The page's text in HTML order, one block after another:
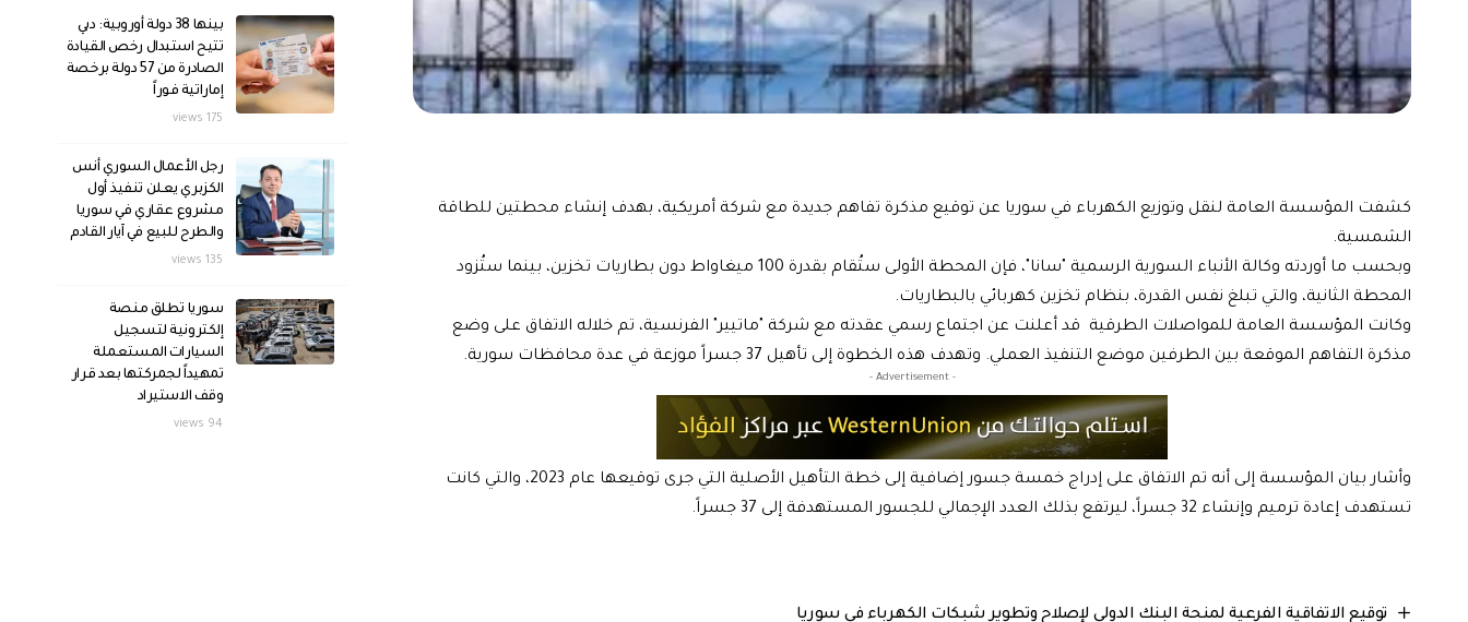
كشفت المؤسسة العامة لنقل وتوزيع الكهرباء في سوريا عن توقيع مذكرة تفاهم جديدة مع شركة أمريكية، بهدف إنشاء محطتين للطاقة
الشمسية.
وبحسب ما أوردته وكالة الأنباء السورية الرسمية "سانا"، فإن المحطة الأولى ستُقام بقدرة 100 ميغاواط دون بطاريات تخزين، بينما ستُزود
المحطة الثانية، والتي تبلغ نفس القدرة، بنظام تخزين كهربائي بالبطاريات.
وكانت المؤسسة العامة للمواصلات الطرقية قد أعلنت عن اجتماع رسمي عقدته مع شركة "ماتيير" الفرنسية، تم خلاله الاتفاق على وضع
مذكرة التفاهم الموقعة بين الطرفين موضع التنفيذ العملي. وتهدف هذه الخطوة إلى تأهيل 37 جسراً موزعة في عدة محافظات سورية.
- Advertisement -
وأشار بيان المؤسسة إلى أنه تم الاتفاق على إدراج خمسة جسور إضافية إلى خطة التأهيل الأصلية التي جرى توقيعها عام 2023، والتي كانت
تستهدف إعادة ترميم وإنشاء 32 جسراً، ليرتفع بذلك العدد الإجمالي للجسور المستهدفة إلى 37 جسراً.
توقيع الاتفاقية الفرعية لمنحة البنك الدولي لإصلاح وتطوير شبكات الكهرباء في سوريا
بينها 38 دولة أوروبية: دبي
تتيح استبدال رخص القيادة
الصادرة من 57 دولة برخصة
إماراتية فوراً
175 views
رجل الأعمال السوري أنس
الكزبري يعلن تنفيذ أول
مشروع عقاري في سوريا
والطرح للبيع في آيار القادم
135 views
سوريا تطلق منصة
إلكترونية لتسجيل
السيارات المستعملة
تمهيداً لجمركتها بعد قرار
وقف الاستيراد
94 views